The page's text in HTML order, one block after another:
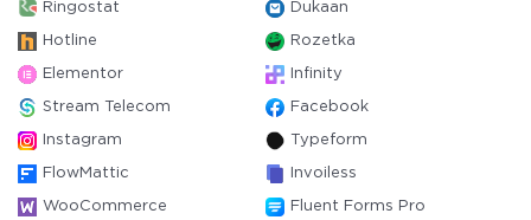
Ringostat Dukaan
Hotline Rozetka
Elementor Infinity
Stream Telecom Facebook
Instagram Typeform
FlowMattic Invoiless
WooCommerce Fluent Forms Pro